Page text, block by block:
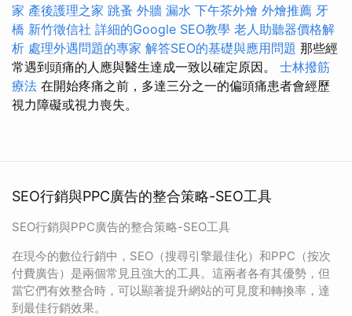
家 產後護理之家 跳蚤 外牆 漏水 下午茶外燴 外燴推薦 牙
橋 新竹徵信社 詳細的Google SEO教學 老人助聽器價格解
析 處理外遇問題的專家 解答SEO的基礎與應用問題 那些經
常遇到頭痛的人應與醫生達成一致以確定原因。 士林撥筋
療法 在開始疼痛之前，多達三分之一的偏頭痛患者會經歷
視力障礙或視力喪失。
SEO行銷與PPC廣告的整合策略-SEO工具
SEO行銷與PPC廣告的整合策略-SEO工具
在現今的數位行銷中，SEO（搜尋引擎最佳化）和PPC（按次
付費廣告）是兩個常見且強大的工具。這兩者各有其優勢，但
當它們有效整合時，可以顯著提升網站的可見度和轉換率，達
到最佳行銷效果。